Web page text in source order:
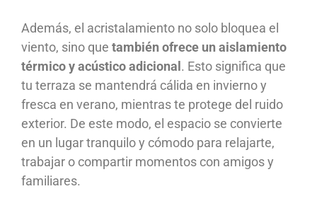
Además, el acristalamiento no solo bloquea el
viento, sino que también ofrece un aislamiento
térmico y acústico adicional. Esto significa que
tu terraza se mantendrá cálida en invierno y
fresca en verano, mientras te protege del ruido
exterior. De este modo, el espacio se convierte
en un lugar tranquilo y cómodo para relajarte,
trabajar o compartir momentos con amigos y
familiares.